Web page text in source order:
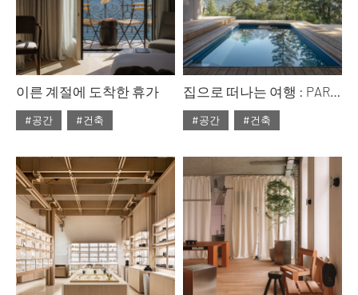
이른 계절에 도착한 휴가
#공간
#건축
집으로 떠나는 여행 : PART 1
#공간
#건축